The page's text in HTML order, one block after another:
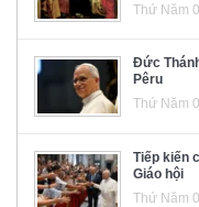
Thứ Năm
Đức
Pêru
Thứ Năm
Tiếp kiến
Giáo hội
Thứ Năm